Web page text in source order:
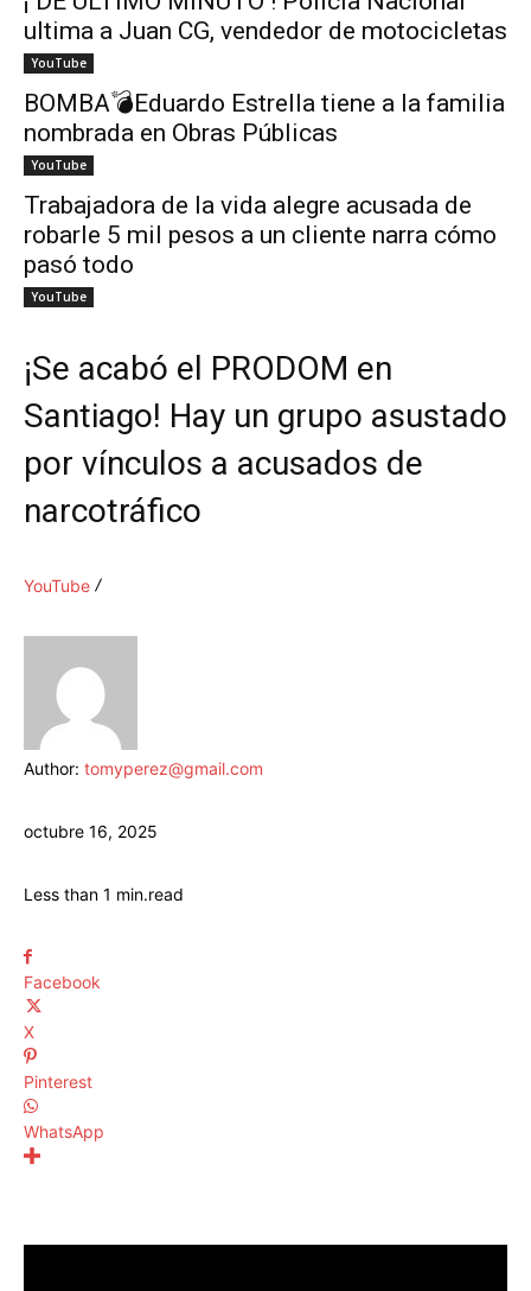
ultima a Juan CG, vendedor de motocicletas
YouTube
BOMBA💣Eduardo Estrella tiene a la familia
nombrada en Obras Públicas
YouTube
Trabajadora de la vida alegre acusada de
robarle 5 mil pesos a un cliente narra cómo
pasó todo
YouTube
¡Se acabó el PRODOM en
Santiago! Hay un grupo asustado
por vínculos a acusados de
narcotráfico
YouTube
Author: tomyperez@gmail.com
octubre 16, 2025
Less than 1 min.read
Facebook
X
Pinterest
WhatsApp